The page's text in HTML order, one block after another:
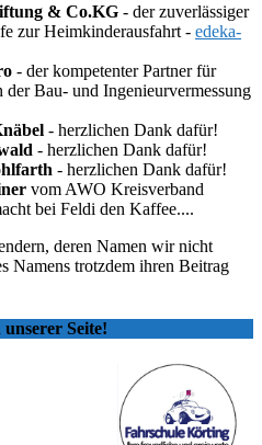
& Co.KG - der zuverlässiger
zur Heimkinderausfahrt - edeka-
- der kompetenter Partner für
der Bau- und Ingenieurvermessung
- herzlichen Dank dafür!
- herzlichen Dank dafür!
- herzlichen Dank dafür!
vom AWO Kreisverband
bei Feldi den Kaffee....
deren Namen wir nicht
Namens trotzdem ihren Beitrag
Seite!